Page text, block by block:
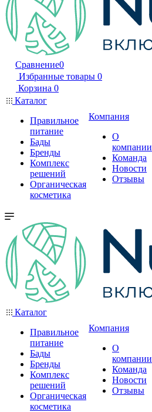
Сравнение0
Избранные товары 0
Корзина 0
Каталог
Правильное
питание
Бады
Бренды
Комплекс
решений
Органическая
косметика
Компания
О
компании
Команда
Новости
Отзывы
Каталог
Правильное
питание
Бады
Бренды
Комплекс
решений
Органическая
косметика
Компания
О
компании
Команда
Новости
Отзывы